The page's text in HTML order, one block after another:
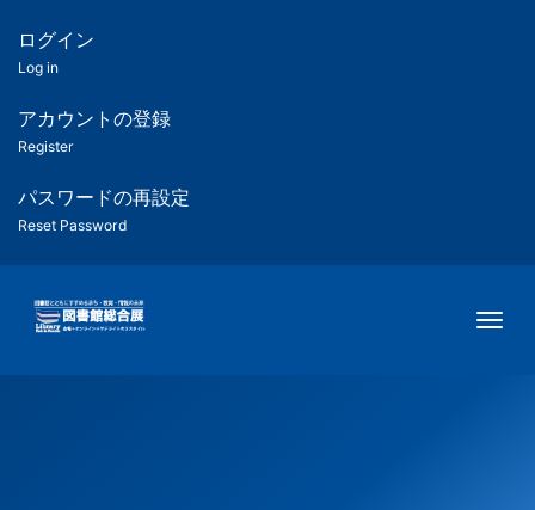
ツ
匿
名
ユ
ー
ー
用
メ
ログイン
Log in
アカウントの登録
Register
パスワードの再設定
Reset Password